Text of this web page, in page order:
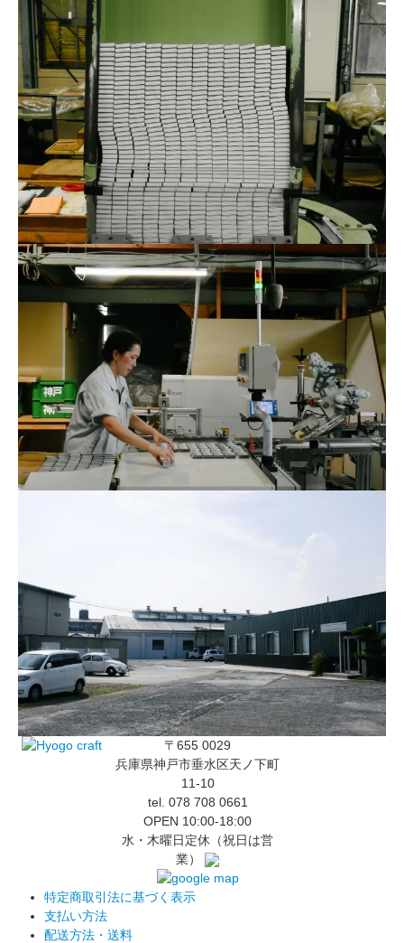
〒655 0029
兵庫県神戸市垂水区天ノ下町
11-10
tel. 078 708 0661
OPEN 10:00-18:00
水・木曜日定休（祝日は営
業）
特定商取引法に基づく表示
支払い方法
配送方法・送料